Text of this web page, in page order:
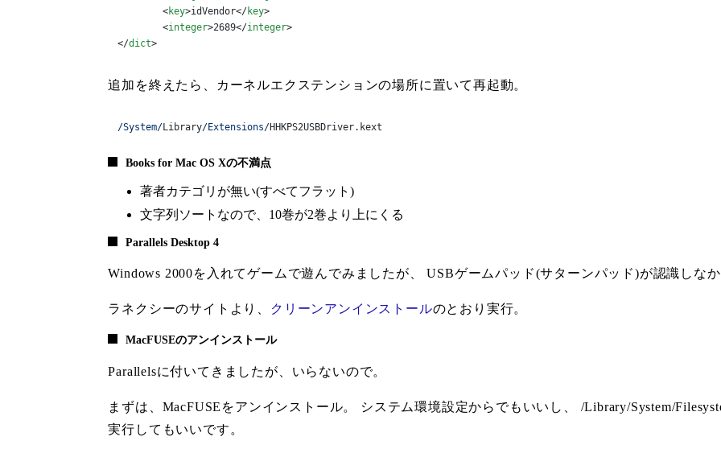
<key>idVendor</key>
<integer>2689</integer>
</dict>
追加を終えたら、カーネルエクステンションの場所に置いて再起動。
/System/Library/Extensions/HHKPS2USBDriver.kext
Books for Mac OS Xの不満点
著者カテゴリが無い(すべてフラット)
文字列ソートなので、10巻が2巻より上にくる
Parallels Desktop 4
Windows 2000を入れてゲームで遊んでみましたが、 USBゲームパッド(サターンパッド)が認識しなか
ラネクシーのサイトより、 クリーンアンインストールのとおり実行。
MacFUSEのアンインストール
Parallelsに付いてきましたが、いらないので。
まずは、MacFUSEをアンインストール。 システム環境設定からでもいいし、 /Library/System/
実行してもいいです。